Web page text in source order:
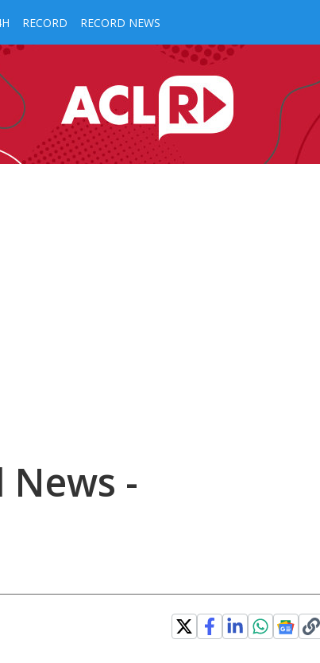
RECORD RECORD NEWS
News -